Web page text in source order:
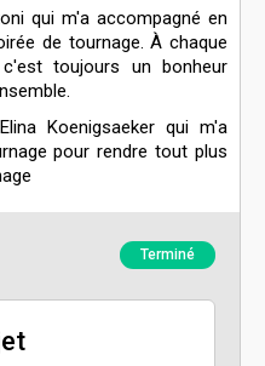
qui m'a accompagné en
de tournage. À chaque
toujours un bonheur
Koenigsaeker qui m'a
pour rendre tout plus
Terminé